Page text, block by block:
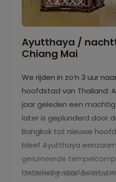
Ayutthaya /
Chiang Mai
We rijden in zo’n 3 uur
hoofdstad van Thailand:
jaar geleden een machtig
later is geplunderd door
Bangkok tot nieuwe
bleef Ayutthaya
geruïneerde
historische stad barst
Onderweg naar de stad